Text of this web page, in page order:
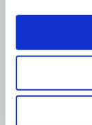
Alle Angaben
Partner
angegebenen
Nebenkosten wie